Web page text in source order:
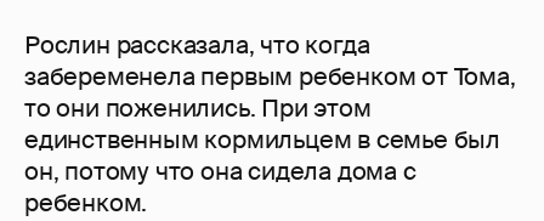
Рослин рассказала, что когда
забеременела первым ребенком от Тома,
то они поженились. При этом
единственным кормильцем в семье был
он, потому что она сидела дома с
ребенком.